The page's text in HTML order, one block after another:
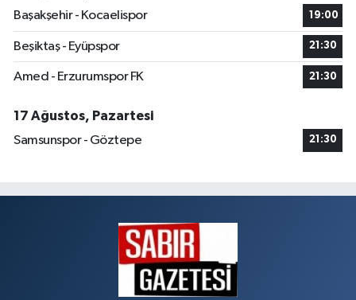
Başakşehir - Kocaelispor
19:00
Beşiktaş - Eyüpspor 21:30
Amed - Erzurumspor FK 21:30
17 Ağustos, Pazartesi
Samsunspor - Göztepe
21:30